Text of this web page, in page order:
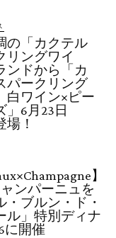
の「カクテル
リングワイ
ンドから「カ
パークリング
ワイン×ピー
」6月23日
場！
】
ンパーニュを
・ブルン・ド・
ル」特別ディナ
に開催